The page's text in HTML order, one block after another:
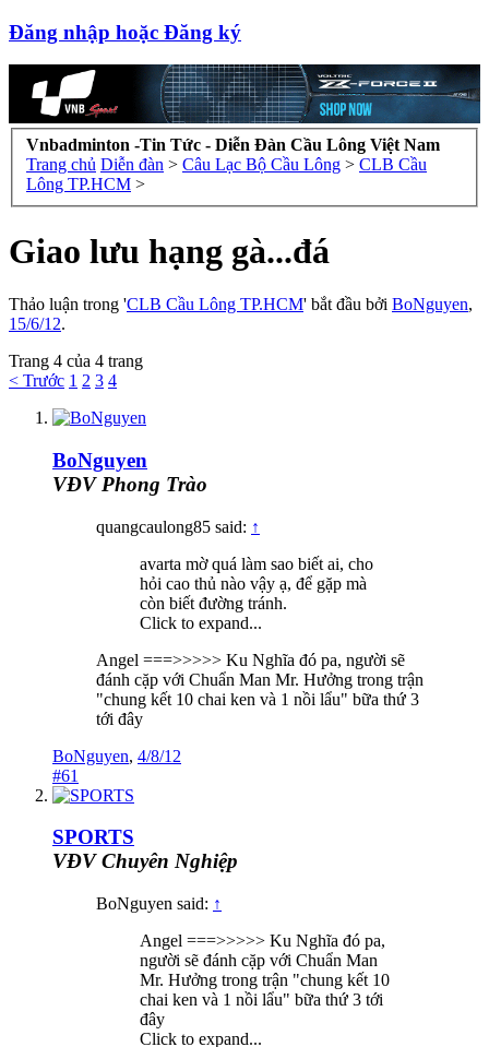
Đăng nhập hoặc Đăng ký
Vnbadminton -Tin Tức - Diễn Đàn Cầu Lông Việt Nam
Trang chủ Diễn đàn > Câu Lạc Bộ Cầu Lông > CLB Cầu
Lông TP.HCM >
Giao lưu hạng gà...đá
Thảo luận trong 'CLB Cầu Lông TP.HCM' bắt đầu bởi BoNguyen,
15/6/12.
Trang 4 của 4 trang
< Trước 1 2 3 4
BoNguyen
VĐV Phong Trào
quangcaulong85 said: ↑
avarta mờ quá làm sao biết ai, cho
hỏi cao thủ nào vậy ạ, để gặp mà
còn biết đường tránh.
Click to expand...
Angel ===>>>>> Ku Nghĩa đó pa, người sẽ
đánh cặp với Chuẩn Man Mr. Hưởng trong trận
"chung kết 10 chai ken và 1 nồi lẩu" bữa thứ 3
tới đây
BoNguyen, 4/8/12
#61
SPORTS
VĐV Chuyên Nghiệp
BoNguyen said: ↑
Angel ===>>>>> Ku Nghĩa đó pa,
người sẽ đánh cặp với Chuẩn Man
Mr. Hưởng trong trận "chung kết 10
chai ken và 1 nồi lẩu" bữa thứ 3 tới
đây
Click to expand...